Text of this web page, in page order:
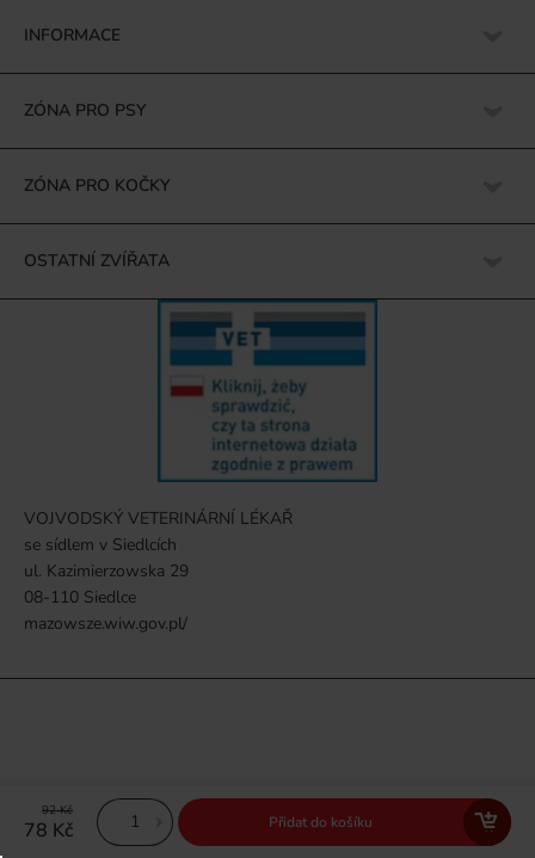
INFORMACE
ZÓNA PRO PSY
ZÓNA PRO KOČKY
OSTATNÍ ZVÍŘATA
VOJVODSKÝ VETERINÁRNÍ LÉKAŘ
se sídlem v Siedlcích
ul. Kazimierzowska 29
08-110 Siedlce
mazowsze.wiw.gov.pl/
92 Kč
78 Kč Přidat do košíku